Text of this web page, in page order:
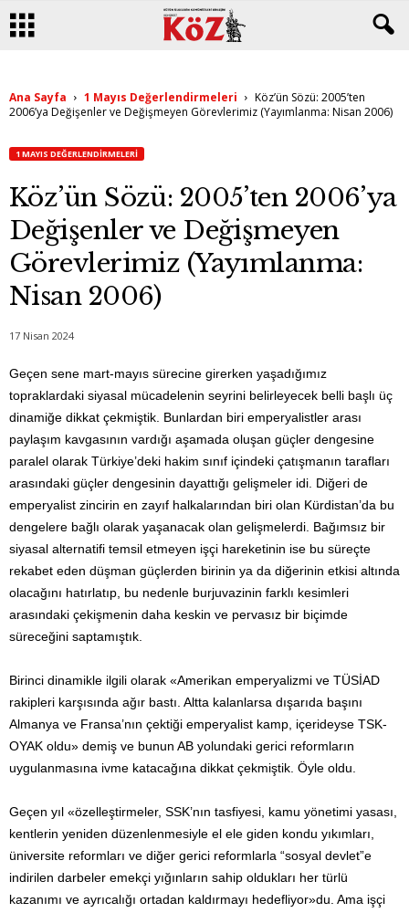
Ana Sayfa 1 Mayıs Değerlendirmeleri
Köz’ün Sözü: 2005’ten
2006’ya Değişenler ve Değişmeyen Görevlerimiz (Yayımlanma: Nisan 2006)
1 MAYIS DEĞERLENDIRMELERI
Köz’ün Sözü: 2005’ten 2006’ya
Değişenler ve Değişmeyen
Görevlerimiz (Yayımlanma:
Nisan 2006)
17 Nisan 2024
Geçen sene mart-mayıs sürecine girerken yaşadığımız
topraklardaki siyasal mücadelenin seyrini belirleyecek belli başlı üç
dinamiğe dikkat çekmiştik. Bunlardan biri emperyalistler arası
paylaşım kavgasının vardığı aşamada oluşan güçler dengesine
paralel olarak Türkiye’deki hakim sınıf içindeki çatışmanın tarafları
arasındaki güçler dengesinin dayattığı gelişmeler idi. Diğeri de
emperyalist zincirin en zayıf halkalarından biri olan Kürdistan’da bu
dengelere bağlı olarak yaşanacak olan gelişmelerdi. Bağımsız bir
siyasal alternatifi temsil etmeyen işçi hareketinin ise bu süreçte
rekabet eden düşman güçlerden birinin ya da diğerinin etkisi altında
olacağını hatırlatıp, bu nedenle burjuvazinin farklı kesimleri
arasındaki çekişmenin daha keskin ve pervasız bir biçimde
süreceğini saptamıştık.
Birinci dinamikle ilgili olarak «Amerikan emperyalizmi ve TÜSİAD
rakipleri karşısında ağır bastı. Altta kalanlarsa dışarıda başını
Almanya ve Fransa’nın çektiği emperyalist kamp, içerideyse TSK-
OYAK oldu» demiş ve bunun AB yolundaki gerici reformların
uygulan­masına ivme katacağına dikkat çekmiştik. Öyle oldu.
Geçen yıl «özelleştirmeler, SSK’nın tasfiyesi, kamu yönetimi yasası,
kentlerin yeniden düzenlenmesiyle el ele giden kondu yıkımları,
üniversite reformları ve diğer gerici reformlarla “sosyal devlet”e
indirilen darbeler emekçi yığınların sahip oldukları her türlü
kazanımı ve ayrıcalığı ortadan kaldırmayı hedefliyor»du. Ama işçi